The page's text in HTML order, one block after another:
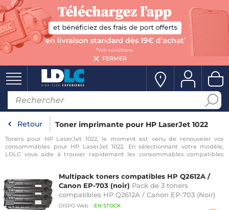
FERMER
Retour Toner imprimante pour HP LaserJet 1022
Toners pour HP LaserJet 1022, le moment est venu de renouveler vos
consommables pour HP LaserJet 1022. En sélectionnant votre modèle,
LDLC vous aide à trouver rapidement les consommables compatibles
Multipack toners compatibles HP Q2612A /
Canon EP-703 (noir) Pack de 3 toners
compatibles HP Q2612A / Canon EP-703 (Noir)
DISPO Web : EN STOCK